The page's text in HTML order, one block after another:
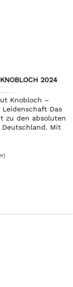
2024
Knobloch –
Leidenschaft Das
zu den absoluten
Deutschland. Mit